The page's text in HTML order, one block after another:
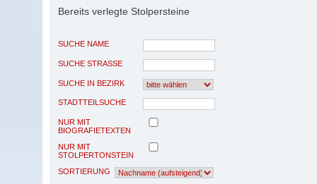
Bereits verlegte Stolpersteine
SUCHE NAME
SUCHE STRASSE
SUCHE IN BEZIRK
STADTTEILSUCHE
NUR MIT
BIOGRAFIETEXTEN
NUR MIT
STOLPERTONSTEIN
SORTIERUNG